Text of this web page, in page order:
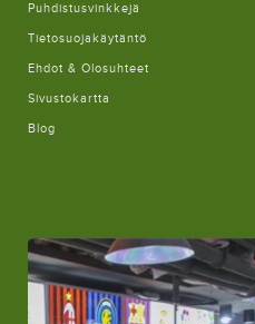
Puhdistusvinkkejä
Tietosuojakäytäntö
Ehdot & Olosuhteet
Sivustokartta
Blog